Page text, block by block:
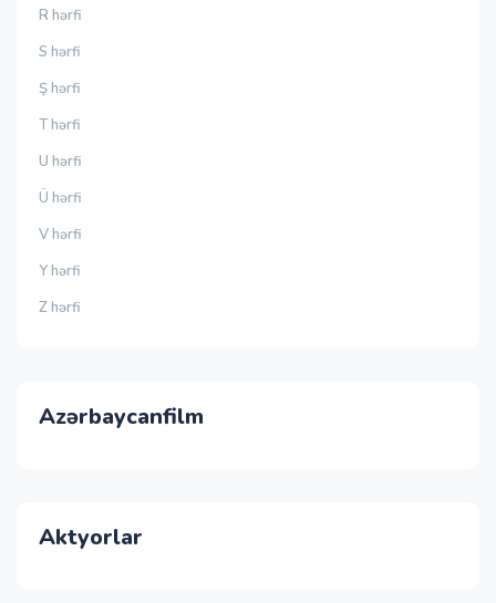
R hərfi
S hərfi
Ş hərfi
T hərfi
U hərfi
Ü hərfi
V hərfi
Y hərfi
Z hərfi
Azərbaycanfilm
Aktyorlar